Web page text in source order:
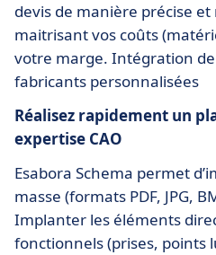
devis de manière précise
maitrisant vos coûts
votre marge. Intégration
fabricants personnalisées
Réalisez rapidement un
expertise CAO
Esabora Schema permet
masse (formats PDF, JPG,
Implanter les éléments
fonctionnels (prises,